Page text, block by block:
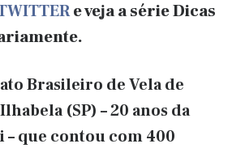
e veja a série Dicas
Brasileiro de Vela de
(SP) – 20 anos da
– que contou com 400